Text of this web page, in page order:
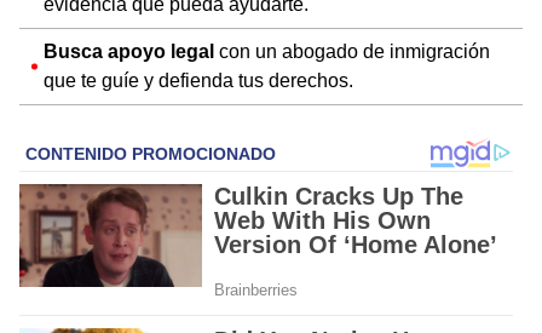
Busca apoyo legal con un abogado de inmigración
que te guíe y defienda tus derechos.